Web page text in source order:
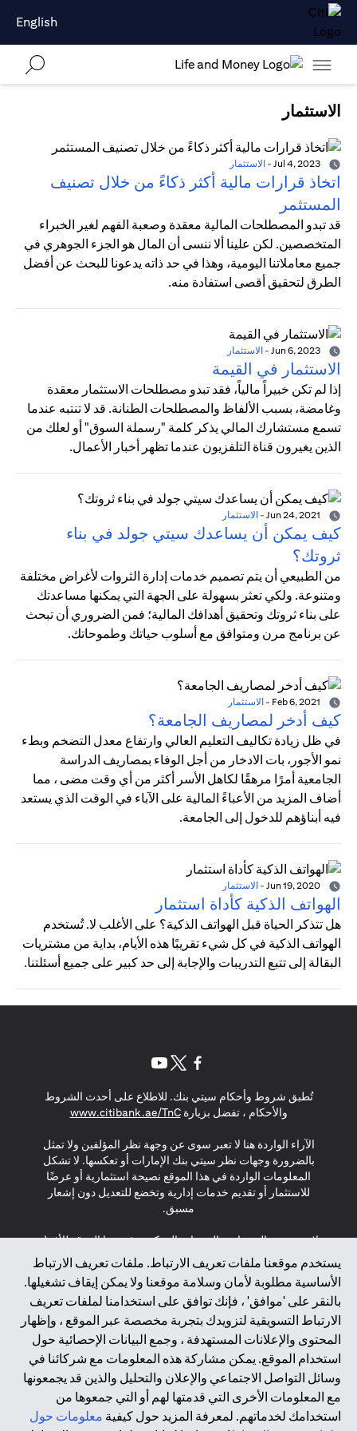
English
الاستثمار
- الاستثمار
اتخاذ قرارات مالية أكثر ذكاءً من خلال تصنيف
المستثمر
قد تبدو المصطلحات المالية معقدة وصعبة الفهم لغير الخبراء
المتخصصين. لكن علينا ألا ننسى أن المال هو الجزء الجوهري في
جميع معاملاتنا اليومية، وهذا في حد ذاته يدعونا للبحث عن أفضل
الطرق لتحقيق أقصى استفادة منه.
- الاستثمار
الاستثمار في القيمة
إذا لم تكن خبيراً مالياً، فقد تبدو مصطلحات الاستثمار معقدة
وغامضة، بسبب الألفاظ والمصطلحات الطنانة. قد لا تنتبه عندما
تسمع مستشارك المالي يذكر كلمة "رسملة السوق" أو لعلك من
الذين يغيرون قناة التلفزيون عندما تظهر أخبار الأعمال.
- الاستثمار
كيف يمكن أن يساعدك سيتي جولد في بناء
ثروتك؟
من الطبيعي أن يتم تصميم خدمات إدارة الثروات لأغراض مختلفة
ومتنوعة. ولكي تعثر بسهولة على الجهة التي يمكنها مساعدتك
على بناء ثروتك وتحقيق أهدافك المالية؛ فمن الضروري أن تبحث
عن برنامج مرن ومتوافق مع أسلوب حياتك وطموحاتك.
- الاستثمار
كيف أدخر لمصاريف الجامعة؟
في ظل زيادة تكاليف التعليم العالي وارتفاع معدل التضخم وبطء
نمو الأجور، بات الادخار من أجل الوفاء بمصاريف الدراسة
الجامعية أمرًا مرهقًا لكاهل الأسر أكثر من أي وقت مضى ، مما
أضاف المزيد من الأعباءً المالية على الآباء في الوقت الذي يستعد
فيه أبناؤهم للدخول إلى الجامعة.
- الاستثمار
الهواتف الذكية كأداة استثمار
هل تتذكر الحياة قبل الهواتف الذكية؟ على الأغلب لا. تُستخدم
الهواتف الذكية في كل شيء تقريبًا هذه الأيام، بداية من مشتريات
البقالة إلى تتبع التدريبات والإجابة إلى حد كبير على جميع أسئلتنا.
يستخدم موقعنا ملفات تعريف الارتباط. ملفات تعريف الارتباط
الأساسية مطلوبة لأمان وسلامة موقعنا ولا يمكن إيقاف تشغيلها.
بالنقر على 'موافق' ، فإنك توافق على استخدامنا لملفات تعريف
الارتباط التسويقية لتزويدك بتجربة مخصصة عبر الموقع ، وإظهار
المحتوى والإعلانات المستهدفة ، وجمع البيانات الإحصائية حول
استخدام الموقع. يمكن مشاركة هذه المعلومات مع شركائنا في
وسائل التواصل الاجتماعي والإعلان والتحليل والذين قد يجمعونها
مع المعلومات الأخرى التي قدمتها لهم أو التي جمعوها من
استخدامك لخدماتهم. لمعرفة المزيد حول كيفية معلومات حول
تُطبق شروط وأحكام سيتي بنك. للاطلاع على أحدث الشروط
والأحكام ، تفضل بزيارةwww.citibank.ae/TnC
(opens in a new tab)
الآراء الواردة هنا لا تعبر سوى عن وجهة نظر المؤلفين ولا تمثل
بالضرورة وجهات نظر سيتي بنك الإمارات أو تعكسها. لا تشكل
المعلومات الواردة في هذا الموقع نصيحة استثمارية أو عرضًا
للاستثمار أو تقديم خدمات إدارية وتخضع للتعديل دون إشعار
مسبق.
لا يتم تقديم المنتجات والخدمات المذكورة في هذا الموقع للأفراد
المقيمين في الاتحاد الأوروبي أو المنطقة الاقتصادية الأوروبية أو
سويسرا أو غيرنسي أو جيرسي أو موناكو أو سان مارينو أو
الفاتيكان أو جزيرة مان أو المملكة المتحدة أو خصوصية البيانات
(لائحة حماية البيانات العامة \ قانون حماية البيانات الشخصية
العامة \ قانون خصوصية نيوزيلندا). المحتوى الموجود في هذه
الصفحة ليس ولا ينبغي تفسيره على أنه عرض أو دعوة أو دعوة
لشراء أو بيع أي من المنتجات والخدمات المذكورة هنا لمثل هؤلاء
الأفراد.
*GDPR – اللائحة العامة لحماية البيانات؛ * LGPD – Lei Geral de
Proteção de Dados Pessoais ; *NZPA – قانون الخصوصية